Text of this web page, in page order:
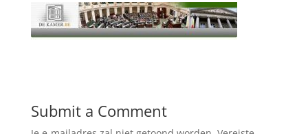
Submit a Comment